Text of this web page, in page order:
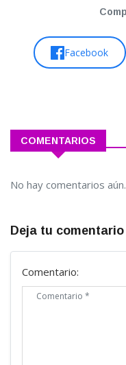
Facebook
COMENTARIOS
No hay comentarios
Deja tu comentario
Comentario: